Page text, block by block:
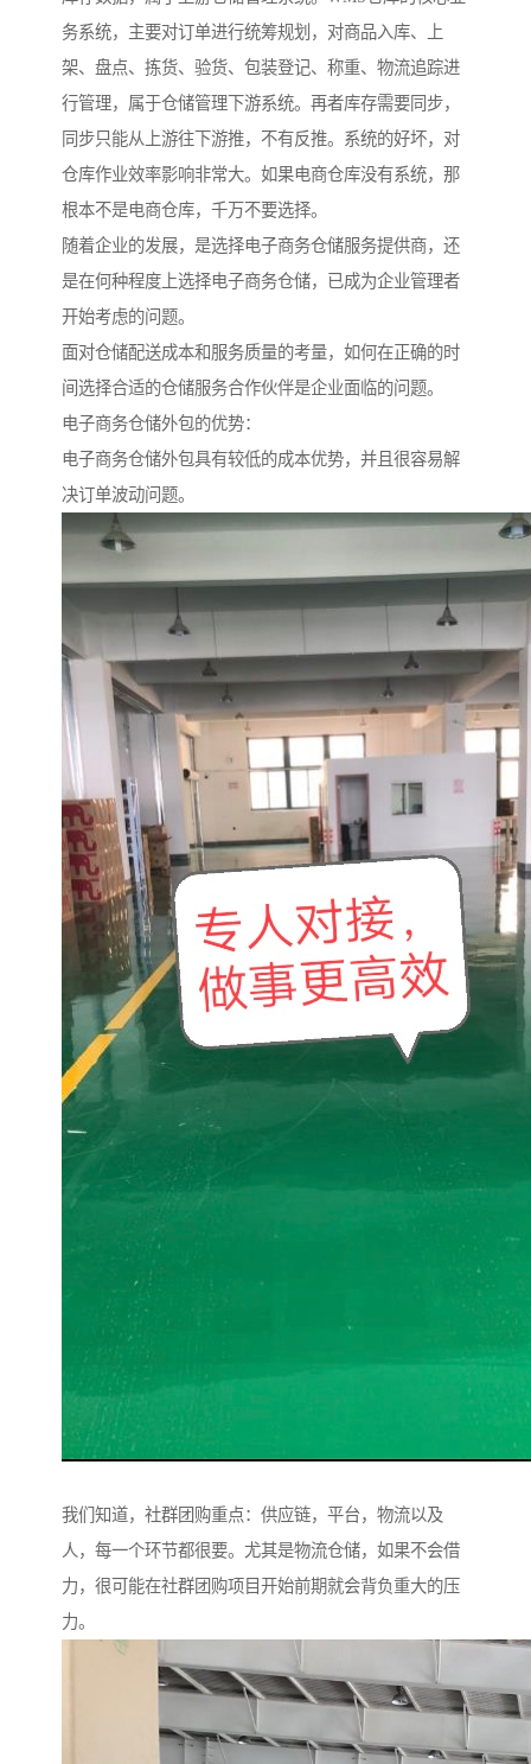
务系统，主要对订单进行统筹规划，对商品入库、上
架、盘点、拣货、验货、包装登记、称重、物流追踪进
行管理，属于仓储管理下游系统。再者库存需要同步，
同步只能从上游往下游推，不有反推。系统的好坏，对
仓库作业效率影响非常大。如果电商仓库没有系统，那
根本不是电商仓库，千万不要选择。
随着企业的发展，是选择电子商务仓储服务提供商，还
是在何种程度上选择电子商务仓储，已成为企业管理者
开始考虑的问题。
面对仓储配送成本和服务质量的考量，如何在正确的时
间选择合适的仓储服务合作伙伴是企业面临的问题。
电子商务仓储外包的优势：
电子商务仓储外包具有较低的成本优势，并且很容易解
决订单波动问题。
我们知道，社群团购重点：供应链，平台，物流以及
人，每一个环节都很要。尤其是物流仓储，如果不会借
力，很可能在社群团购项目开始前期就会背负重大的压
力。